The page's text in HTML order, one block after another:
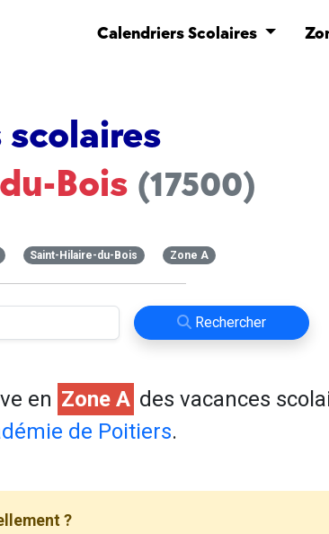
Calendriers Scolaires
scolaires
Bois (17500)
Saint-Hilaire-du-Bois Zone A
Rechercher
en Zone A des vacances
de Poitiers.
?